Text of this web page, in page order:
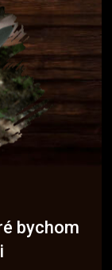
bychom